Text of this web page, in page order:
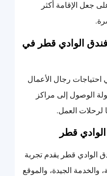
جعل الإقامة أكثر
الوادي قطر في
احتياجات رجال الأعمال
الوصول إلى مراكز
لرحلات العمل.
قطر
الوادي قطر يقدم تجربة
والخدمة الجيدة، والموقع